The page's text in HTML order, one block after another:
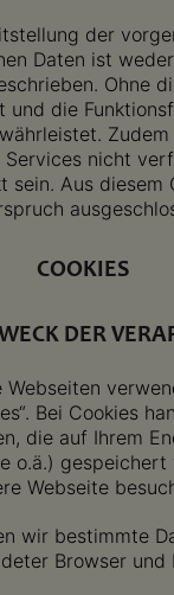
der
Daten ist
Ohne
und die
Zudem
Services nicht
sein. Aus diesem
COOKIES
DER
Webseiten
Bei Cookies
die auf Ihrem
o.ä.) gespeichert
Webseite
wir bestimmte
Browser und